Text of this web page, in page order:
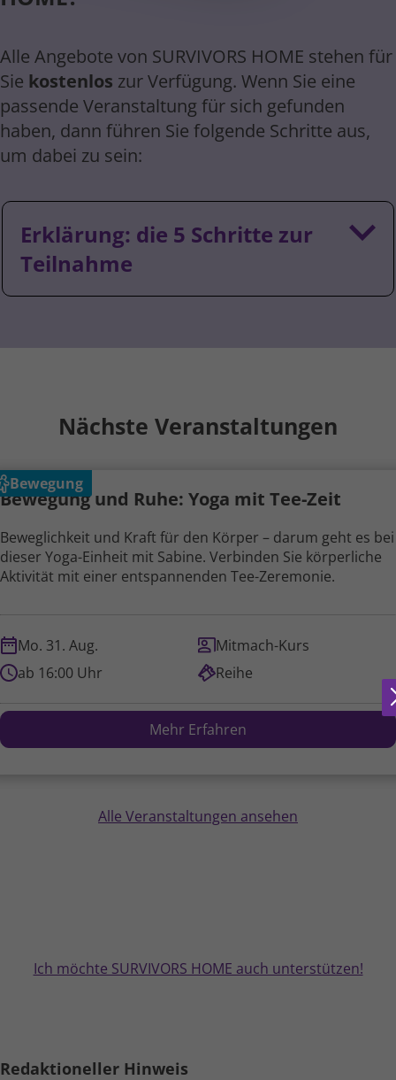
Alle Angebote von SURVIVORS HOME stehen für
Sie kostenlos zur Verfügung. Wenn Sie eine
passende Veranstal­tung für sich gefunden
haben, dann führen Sie folgende Schritte aus,
um dabei zu sein:
Erklärung: die 5 Schritte zur
Teilnahme
Nächste Veranstaltungen
Bewegung
Bewegung und Ruhe: Yoga mit Tee-Zeit
Beweglichkeit und Kraft für den Körper – darum geht es bei
dieser Yoga-Einheit mit Sabine. Verbinden Sie körperliche
Aktivität mit einer entspannenden Tee-Zeremonie.
Mo. 31. Aug.
Mitmach-Kurs
ab 16:00 Uhr
Reihe
Mehr Erfahren
Alle Veranstaltungen ansehen
Ich möchte SURVIVORS HOME auch unterstützen!
Redaktioneller Hinweis